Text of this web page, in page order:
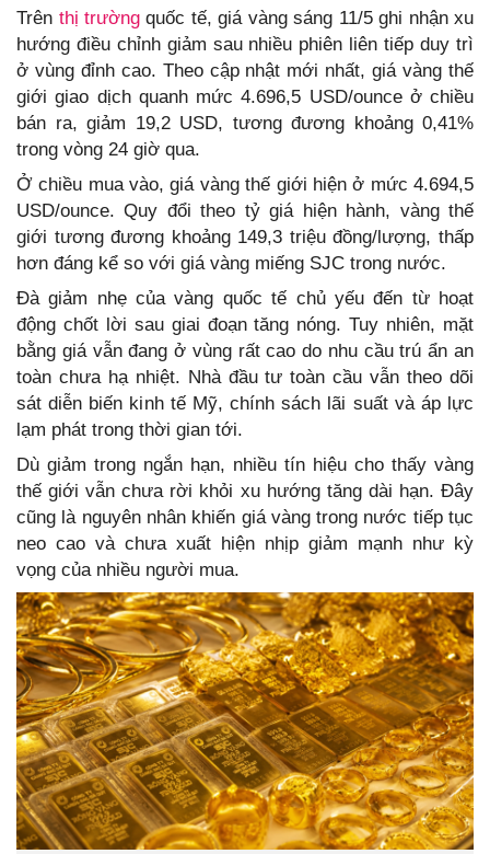
Trên thị trườngquốc tế, giá vàng sáng 11/5 ghi nhận xu
hướng điều chỉnh giảm sau nhiều phiên liên tiếp duy trì
ở vùng đỉnh cao. Theo cập nhật mới nhất, giá vàng thế
giới giao dịch quanh mức 4.696,5 USD/ounce ở chiều
bán ra, giảm 19,2 USD, tương đương khoảng 0,41%
trong vòng 24 giờ qua.
Ở chiều mua vào, giá vàng thế giới hiện ở mức 4.694,5
USD/ounce. Quy đổi theo tỷ giá hiện hành, vàng thế
giới tương đương khoảng 149,3 triệu đồng/lượng, thấp
hơn đáng kể so với giá vàng miếng SJC trong nước.
Đà giảm nhẹ của vàng quốc tế chủ yếu đến từ hoạt
động chốt lời sau giai đoạn tăng nóng. Tuy nhiên, mặt
bằng giá vẫn đang ở vùng rất cao do nhu cầu trú ẩn an
toàn chưa hạ nhiệt. Nhà đầu tư toàn cầu vẫn theo dõi
sát diễn biến kinh tế Mỹ, chính sách lãi suất và áp lực
lạm phát trong thời gian tới.
Dù giảm trong ngắn hạn, nhiều tín hiệu cho thấy vàng
thế giới vẫn chưa rời khỏi xu hướng tăng dài hạn. Đây
cũng là nguyên nhân khiến giá vàng trong nước tiếp tục
neo cao và chưa xuất hiện nhịp giảm mạnh như kỳ
vọng của nhiều người mua.